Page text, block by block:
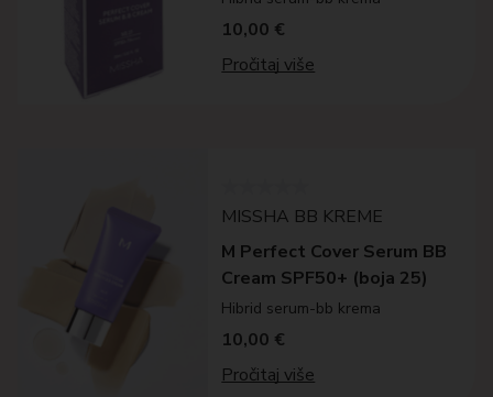
10,00 €
Pročitaj više
MISSHA BB KREME
M Perfect Cover Serum BB
Cream SPF50+ (boja 25)
Hibrid serum-bb krema
10,00 €
Pročitaj više